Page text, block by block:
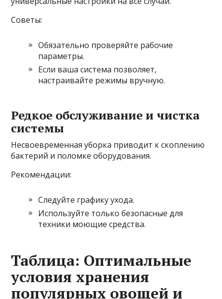
Советы:
Обязательно проверяйте рабочие
параметры.
Если ваша система позволяет,
настраивайте режимы вручную.
Редкое обслуживание и чистка
системы
Несвоевременная уборка приводит к скоплению
бактерий и поломке оборудования.
Рекомендации:
Следуйте графику ухода.
Используйте только безопасные для
техники моющие средства.
Таблица: Оптимальные
условия хранения
популярных овощей и